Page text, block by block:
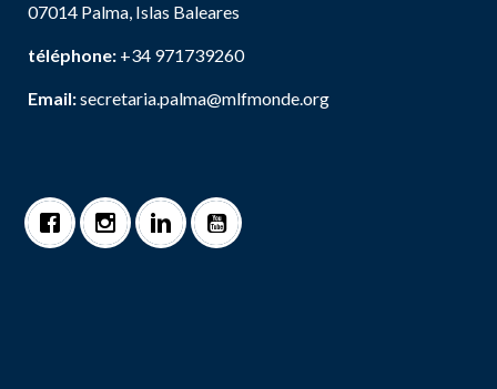
07014 Palma, Islas Baleares
téléphone: +34 971739260
Email:secretaria.palma@mlfmonde.org